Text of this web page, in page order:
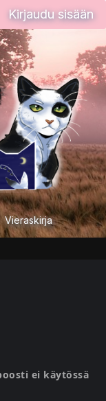
Kirjaudu sisään
Vieraskirja
ei käytössä